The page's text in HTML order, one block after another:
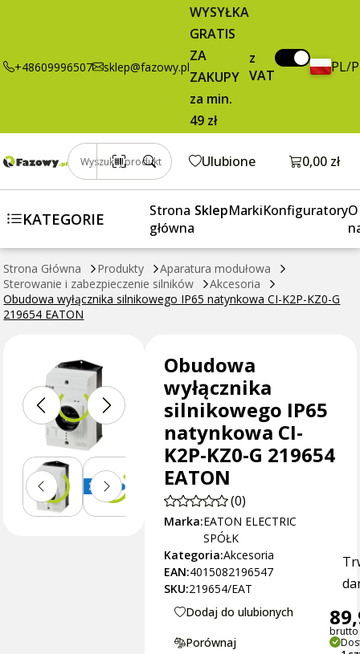
+48609996507 sklep@fazowy.pl
WYSYŁKA
GRATIS
ZA
ZAKUPY
za min.
49 zł
z
VAT
PL/
Wyszukaj produkt Ulubione Otwórz
0,00 zł
KATEGORIE
Strona
główna
SklepMarkiKonfiguratoryO
Strona Główna Produkty
Aparatura modułowa
Sterowanie i zabezpieczenie silników
Akcesoria
Obudowa wyłącznika silnikowego IP65 natynkowa CI-K2P-KZ0-G
219654 EATON
natynkowa CI-
brutto / szt. Dodaj do koszyka
Obudowa
wyłącznika
silnikowego IP65
natynkowa CI-
K2P-KZ0-G 219654
EATON
(0)
Marka:EATON ELECTRIC
SPÓŁK
Kategoria:Akcesoria
EAN:4015082196547
SKU:219654/EAT
Dodaj do ulubionych
Porównaj
brutto